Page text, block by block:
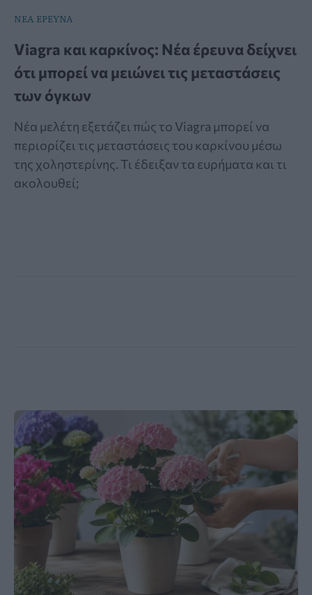
ΝΕΑ ΕΡΕΥΝΑ
Viagra και καρκίνος: Νέα έρευνα δείχνει
ότι μπορεί να μειώνει τις μεταστάσεις
των όγκων
Νέα μελέτη εξετάζει πώς το Viagra μπορεί να
περιορίζει τις μεταστάσεις του καρκίνου μέσω
της χοληστερίνης. Τι έδειξαν τα ευρήματα και τι
ακολουθεί;